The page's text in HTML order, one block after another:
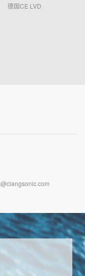
德国CE LVD